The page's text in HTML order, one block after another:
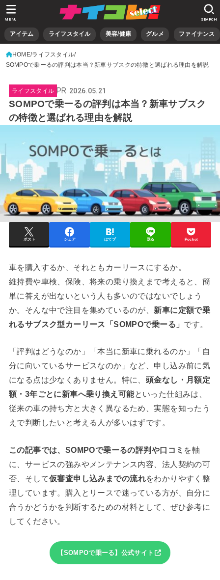
アイテム ライフスタイル 美容/健康 グルメ ファイナンス
SEARCH
MENU
HOME ライフスタイル
SOMPOで乗ーるの評判は本当？新車サブスクの特徴と選ばれる理由を解説
ライフスタイル 2026.05.21
SOMPOで乗ーるの評判は本当？新車サブスク
の特徴と選ばれる理由を解説
ポスト シェア はてブ 送る Pocket
車を購入するか、それともカーリースにするか。
維持費や車検、保険、将来の乗り換えまで考えると、簡
単に答えが出ないという人も多いのではないでしょう
か。そんな中で注目を集めているのが、 新車に定額で乗
れるサブスク型カーリース「SOMPOで乗ーる」 です。
「評判はどうなのか」「本当に新車に乗れるのか」「自
分に向いているサービスなのか」など、申し込み前に気
になる点は少なくありません。特に、 頭金なし・月額定
額・3年ごとに新車へ乗り換え可能といった仕組みは、
従来の車の持ち方と大きく異なるため、実態を知ったう
えで判断したいと考える人が多いはずです。
この記事では、SOMPOで乗ーるの評判や口コミ を軸
に、サービスの強みやメンテナンス内容、法人契約の可
否、そして仮審査申し込みまでの流れをわかりやすく整
理しています。購入とリースで迷っている方が、自分に
合うかどうかを判断するための材料として、ぜひ参考に
してください。
【SOMPOで乗ーる】公式サイト